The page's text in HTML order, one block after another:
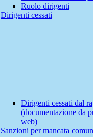
Ruolo dirigenti
Dirigenti cessati
Dirigenti cessati dal
(documentazione da
web)
Sanzioni per mancata